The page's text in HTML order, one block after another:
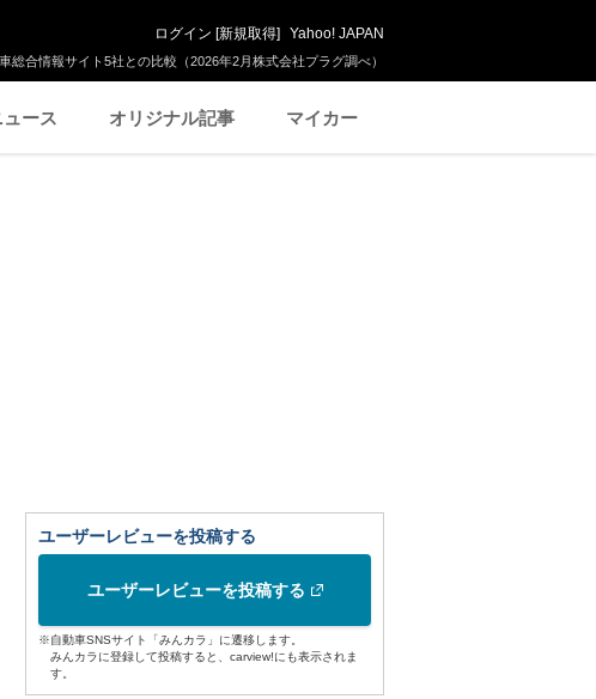
総合情報サイト5社との比較（2026年2月株式会社プラグ調べ）
ログイン [新規取得] Yahoo! JAPAN
ュース オリジナル記事 マイカー
ユーザーレビューを投稿する
ユーザーレビューを投稿する
※自動車SNSサイト「みんカラ」に遷移します。
みんカラに登録して投稿すると、carview!にも表示されま
す。